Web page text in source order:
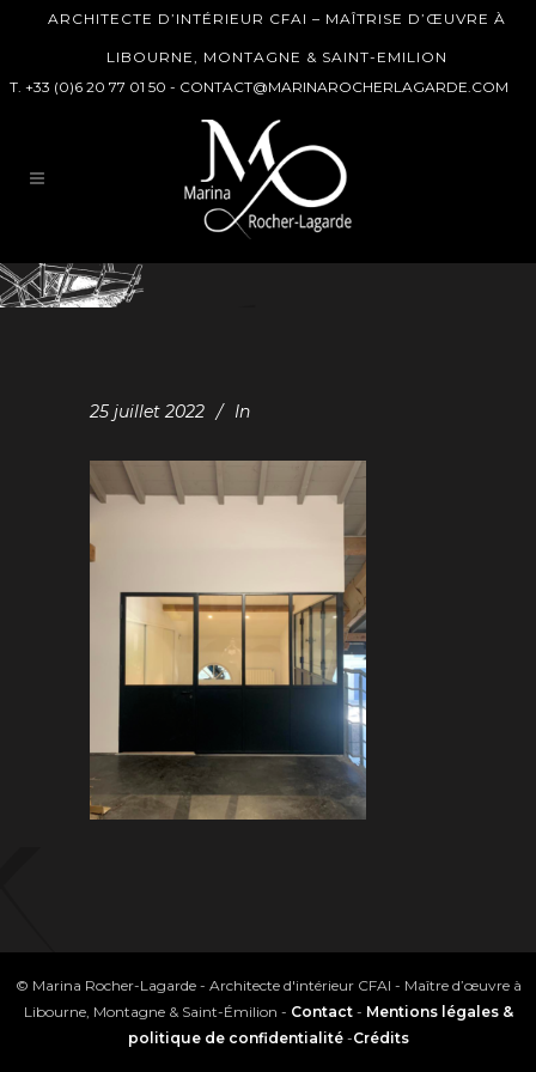
ARCHITECTE D’INTÉRIEUR CFAI – MAÎTRISE D’ŒUVRE À
LIBOURNE, MONTAGNE & SAINT-EMILION
T. +33 (0)6 20 77 01 50 - CONTACT@MARINAROCHERLAGARDE.COM
25 juillet 2022 In
© Marina Rocher-Lagarde - Architecte d'intérieur CFAI - Maître d’œuvre à
Libourne, Montagne & Saint-Émilion - Contact- Mentions légales &
politique de confidentialité-Crédits